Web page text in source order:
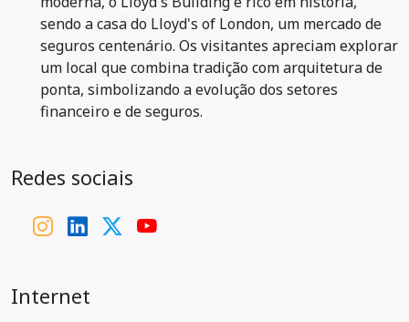
sendo a casa do Lloyd's of London, um mercado de
seguros centenário. Os visitantes apreciam explorar
um local que combina tradição com arquitetura de
ponta, simbolizando a evolução dos setores
financeiro e de seguros.
Redes sociais
Internet